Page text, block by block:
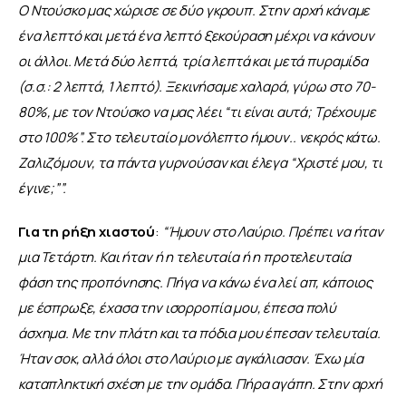
Ο Ντούσκο μας χώρισε σε δύο γκρουπ. Στην αρχή κάναμε
ένα λεπτό και μετά ένα λεπτό ξεκούραση μέχρι να κάνουν
οι άλλοι. Μετά δύο λεπτά, τρία λεπτά και μετά πυραμίδα
(σ.σ.: 2 λεπτά, 1 λεπτό). Ξεκινήσαμε χαλαρά, γύρω στο 70-
80%, με τον Ντούσκο να μας λέει “τι είναι αυτά; Τρέχουμε
στο 100%”. Στο τελευταίο μονόλεπτο ήμουν.. νεκρός κάτω.
Ζαλιζόμουν, τα πάντα γυρνούσαν και έλεγα “Χριστέ μου, τι
έγινε;””.
Για τη ρήξη χιαστού: “Ήμουν στο Λαύριο. Πρέπει να ήταν
μια Τετάρτη. Και ήταν ή η τελευταία ή η προτελευταία
φάση της προπόνησης. Πήγα να κάνω ένα λεί απ, κάποιος
με έσπρωξε, έχασα την ισορροπία μου, έπεσα πολύ
άσχημα. Με την πλάτη και τα πόδια μου έπεσαν τελευταία.
Ήταν σοκ, αλλά όλοι στο Λαύριο με αγκάλιασαν. Έχω μία
καταπληκτική σχέση με την ομάδα. Πήρα αγάπη. Στην αρχή